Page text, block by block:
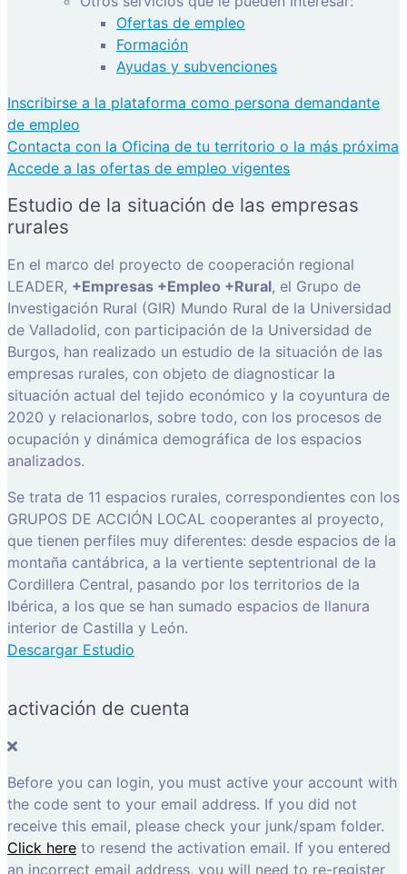
Ofertas de empleo
Formación
Ayudas y subvenciones
Inscribirse a la plataforma como persona demandante
de empleo
Contacta con la Oficina de tu territorio o la más próxima
Accede a las ofertas de empleo vigentes
Estudio de la situación de las empresas
rurales
En el marco del proyecto de cooperación regional
LEADER, +Empresas +Empleo +Rural, el Grupo de
Investigación Rural (GIR) Mundo Rural de la Universidad
de Valladolid, con participación de la Universidad de
Burgos, han realizado un estudio de la situación de las
empresas rurales, con objeto de diagnosticar la
situación actual del tejido económico y la coyuntura de
2020 y relacionarlos, sobre todo, con los procesos de
ocupación y dinámica demográfica de los espacios
analizados.
Se trata de 11 espacios rurales, correspondientes con los
GRUPOS DE ACCIÓN LOCAL cooperantes al proyecto,
que tienen perfiles muy diferentes: desde espacios de la
montaña cantábrica, a la vertiente septentrional de la
Cordillera Central, pasando por los territorios de la
Ibérica, a los que se han sumado espacios de llanura
interior de Castilla y León.
Descargar Estudio
activación de cuenta
Before you can login, you must active your account with
the code sent to your email address. If you did not
receive this email, please check your junk/spam folder.
Click here to resend the activation email. If you entered
an incorrect email address, you will need to re-register